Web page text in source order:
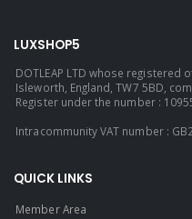
LUXSHOP5
DOTLEAP LTD whose registered
Isleworth, England, TW7 5BD,
Register under the number :
Intracommunity VAT number :
QUICK LINKS
Member Area